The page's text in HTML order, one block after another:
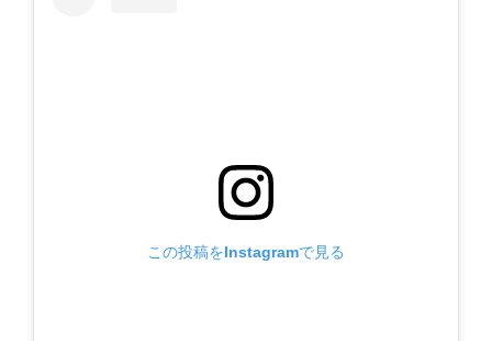
この投稿をInstagramで見る